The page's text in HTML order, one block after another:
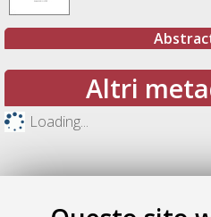
Altri
Loading...